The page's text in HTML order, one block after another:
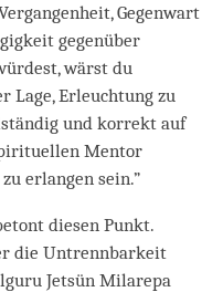
Gegenwart
gegenüber
wärst du
Erleuchtung zu
und korrekt auf
Mentor
erlangen sein.”
diesen Punkt.
die Untrennbarkeit
Jetsün Milarepa